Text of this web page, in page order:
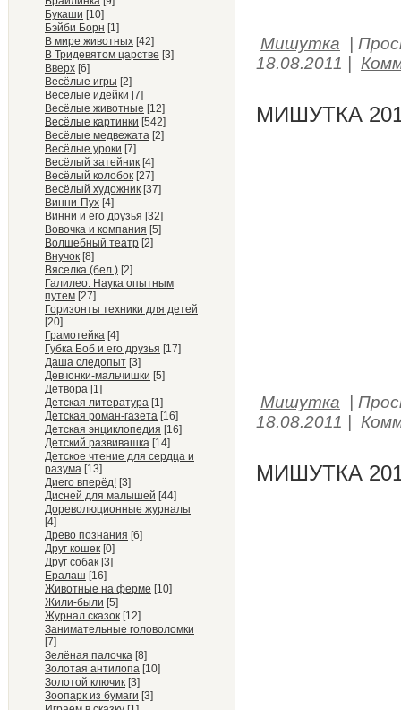
Букаши [10]
Бэйби Борн [1]
В мире животных [42]
В Тридевятом царстве [3]
Вверх [6]
Весёлые игры [2]
Весёлые идейки [7]
Весёлые животные [12]
Весёлые картинки [542]
Весёлые медвежата [2]
Весёлые уроки [7]
Весёлый затейник [4]
Весёлый колобок [27]
Весёлый художник [37]
Винни-Пух [4]
Винни и его друзья [32]
Вовочка и компания [5]
Волшебный театр [2]
Внучок [8]
Вяселка (бел.) [2]
Галилео. Наука опытным
путем [27]
Горизонты техники для детей
[20]
Грамотейка [4]
Губка Боб и его друзья [17]
Даша следопыт [3]
Девчонки-мальчишки [5]
Детвора [1]
Детская литература [1]
Детская роман-газета [16]
Детская энциклопедия [16]
Детский развивашка [14]
Детское чтение для сердца и
разума [13]
Диего вперёд! [3]
Дисней для малышей [44]
Дореволюционные журналы
[4]
Древо познания [6]
Друг кошек [0]
Друг собак [3]
Ералаш [16]
Животные на ферме [10]
Жили-были [5]
Журнал сказок [12]
Занимательные головоломки
[7]
Зелёная палочка [8]
Золотая антилопа [10]
Золотой ключик [3]
Зоопарк из бумаги [3]
Мишутка |
18.08.2011 |
МИШУТКА
Мишутка |
18.08.2011 |
МИШУТКА